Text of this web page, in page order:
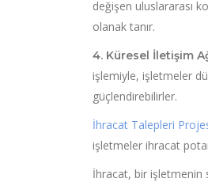
değişen uluslararası
olanak tanır.
4. Küresel İletişim
işlemiyle, işletmeler
güçlendirebilirler.
İhracat Talepleri
işletmeler ihracat
İhracat, bir işletmenin